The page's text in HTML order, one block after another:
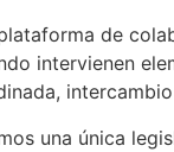
de
intervienen
una única